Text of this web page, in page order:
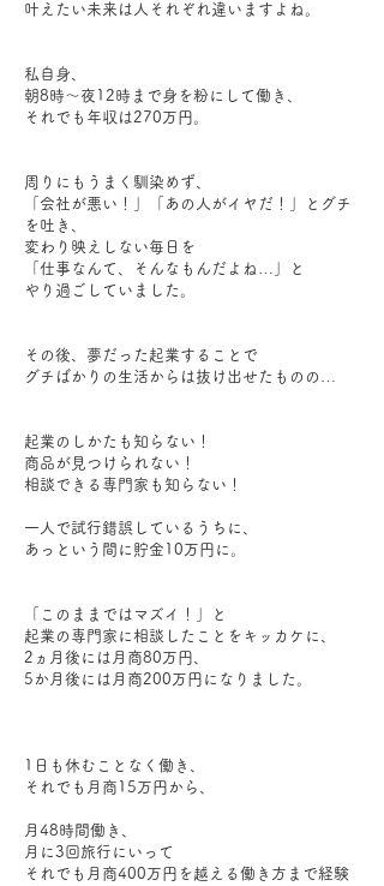
叶えたい未来は人それぞれ違いますよね。
私自身、
朝8時～夜12時まで身を粉にして働き、
それでも年収は270万円。
周りにもうまく馴染めず、
「会社が悪い！」「あの人がイヤだ！」とグチ
を吐き、
変わり映えしない毎日を
「仕事なんて、そんなもんだよね…」と
やり過ごしていました。
その後、夢だった起業することで
グチばかりの生活からは抜け出せたものの…
起業のしかたも知らない！
商品が見つけられない！
相談できる専門家も知らない！
一人で試行錯誤しているうちに、
あっという間に貯金10万円に。
「このままではマズイ！」と
起業の専門家に相談したことをキッカケに、
2ヵ月後には月商80万円、
5か月後には月商200万円になりました。
1日も休むことなく働き、
それでも月商15万円から、
月48時間働き、
月に3回旅行にいって
それでも月商400万円を越える働き方まで経験